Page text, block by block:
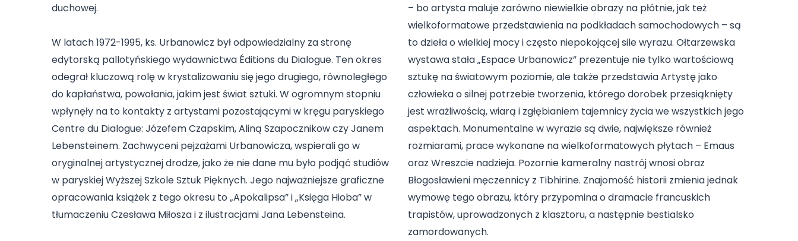
duchowej.
W latach 1972-1995, ks. Urbanowicz był odpowiedzialny za stronę
edytorską pallotyńskiego wydawnictwa Éditions du Dialogue. Ten okres
odegrał kluczową rolę w krystalizowaniu się jego drugiego, równoległego
do kapłaństwa, powołania, jakim jest świat sztuki. W ogromnym stopniu
wpłynęły na to kontakty z artystami pozostającymi w kręgu paryskiego
Centre du Dialogue: Józefem Czapskim, Aliną Szapocznikow czy Janem
Lebensteinem. Zachwyceni pejzażami Urbanowicza, wspierali go w
oryginalnej artystycznej drodze, jako że nie dane mu było podjąć studiów
w paryskiej Wyższej Szkole Sztuk Pięknych. Jego najważniejsze graficzne
opracowania książek z tego okresu to „Apokalipsa” i „Księga Hioba” w
tłumaczeniu Czesława Miłosza i z ilustracjami Jana Lebensteina.
– bo artysta maluje zarówno niewielkie obrazy na płótnie, jak też
wielkoformatowe przedstawienia na podkładach samochodowych – są
to dzieła o wielkiej mocy i często niepokojącej sile wyrazu. Ołtarzewska
wystawa stała „Espace Urbanowicz” prezentuje nie tylko wartościową
sztukę na światowym poziomie, ale także przedstawia Artystę jako
człowieka o silnej potrzebie tworzenia, którego dorobek przesiąknięty
jest wrażliwością, wiarą i zgłębianiem tajemnicy życia we wszystkich jego
aspektach. Monumentalne w wyrazie są dwie, największe również
rozmiarami, prace wykonane na wielkoformatowych płytach – Emaus
oraz Wreszcie nadzieja. Pozornie kameralny nastrój wnosi obraz
Błogosławieni męczennicy z Tibhirine. Znajomość historii zmienia jednak
wymowę tego obrazu, który przypomina o dramacie francuskich
trapistów, uprowadzonych z klasztoru, a następnie bestialsko
zamordowanych.